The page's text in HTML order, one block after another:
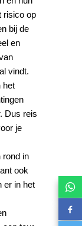
risico op
bij de
en
vindt.
het
Dus reis
je
rond in
ook
er in het